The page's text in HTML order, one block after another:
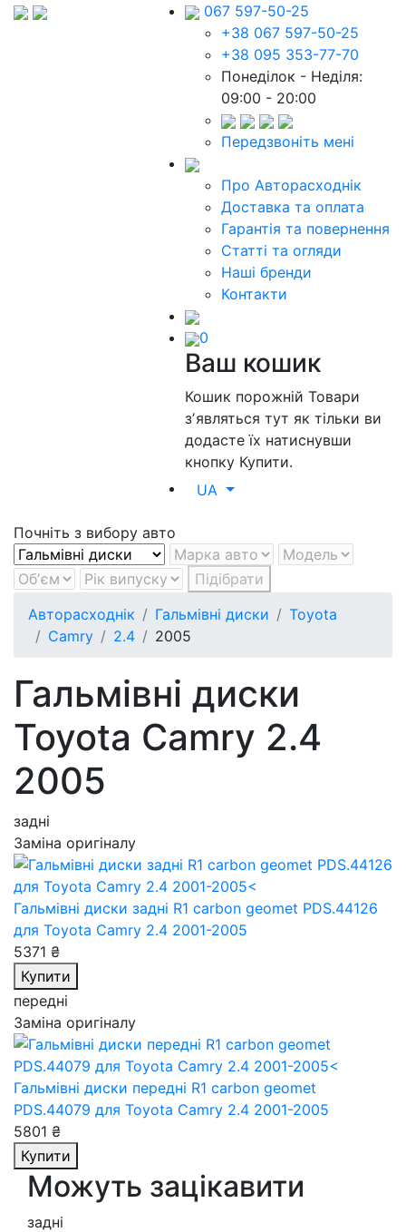
067 597-50-25
+38 067 597-50-25
+38 095 353-77-70
Понеділок - Неділя:
09:00 - 20:00
Передзвоніть мені
Про Авторасходнік
Доставка та оплата
Гарантія та повернення
Статті та огляди
Наші бренди
Контакти
0
Ваш кошик
Кошик порожнійТовари
зʼявляться тут як тільки ви
додасте їх натиснувши
кнопку Купити.
UA
Почніть з вибору авто
Підібрати
Авторасходнік
Гальмівні диски
Toyota
Camry
2.4 2005
Гальмівні диски
Toyota Camry 2.4
2005
задні
Заміна оригіналу
Гальмівні диски задні R1 carbon geomet PDS.44126
для Toyota Camry 2.4 2001-2005
5371 ₴
Купити
передні
Заміна оригіналу
Гальмівні диски передні R1 carbon geomet
PDS.44079 для Toyota Camry 2.4 2001-2005
5801 ₴
Купити
Можуть зацікавити
задні